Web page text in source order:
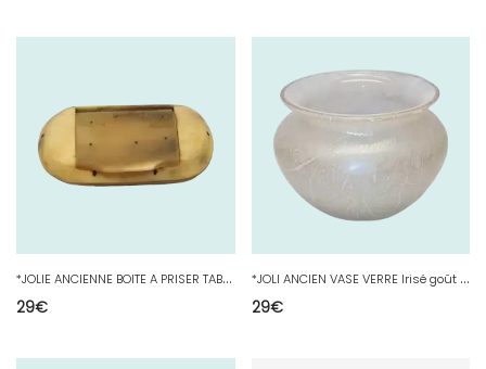
*
JOLIE ANCIENNE BOITE A PRISER TABATIERE en CORNE OBJET du FUMEUR VITRINE D
29€
*
JOLI ANCIEN VASE VERRE Irisé goût LOETZ signé à déchiffrer intérieur OPALINE
29€